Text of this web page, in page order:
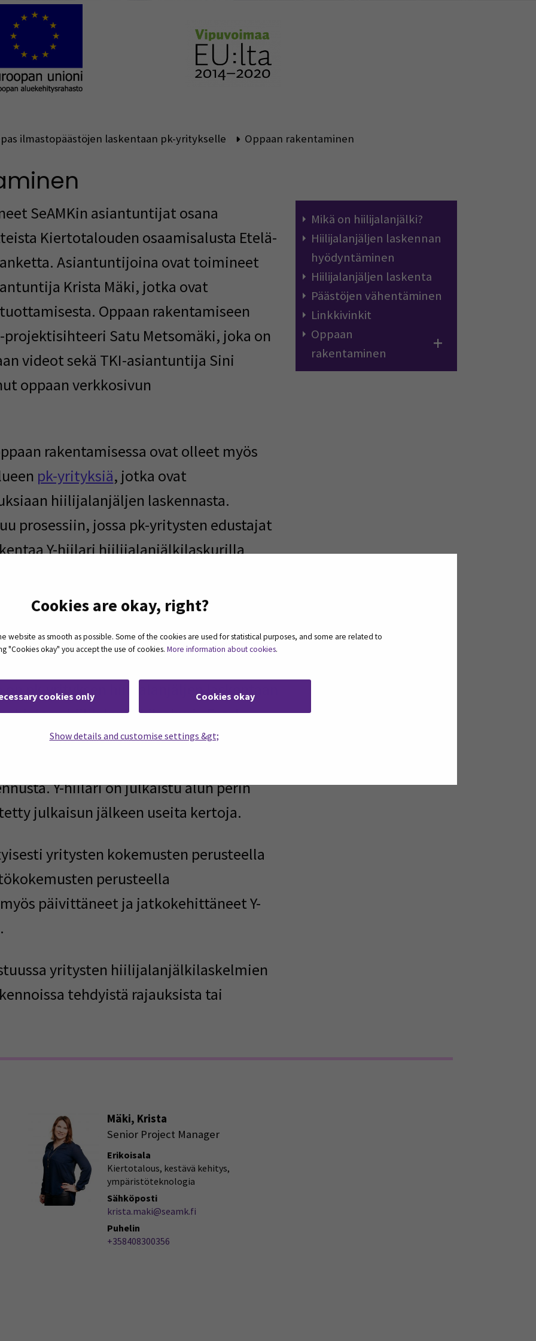
Cookies are okay, right?
website as smooth as possible. Some of the cookies are used for statistical purposes, and some are related to
"Cookies okay" you accept the use of cookies. More information about cookies.
cookies only Cookies okay
Show details and customise settings &gt;
ilmastopäästöjen laskentaan pk-yritykselle Oppaan rakentaminen
SeAMKin asiantuntijat osana
Kiertotalouden osaamisalusta Etelä-
Asiantuntijoina ovat toimineet
Krista Mäki, jotka ovat
Oppaan rakentamiseen
Satu Metsomäki, joka on
videot sekä TKI-asiantuntija Sini
oppaan verkkosivun
rakentamisessa ovat olleet myös
pk-yrityksiä, jotka ovat
hiilijalanjäljen laskennasta.
prosessiin, jossa pk-yritysten edustajat
Y-hiilarihiilijalanjälkilaskurilla
laskentaan liittyvistä
in a new window)
on pk-yrityksen hiilijalanjäljen
laskentaan
hiilijalanjälkilaskuri. Excel-
on mahdollista tallentaatiedot
Y-hiilarion julkaistu alunperin
julkaisun jälkeen useita kertoja.
yritysten kokemusten perusteella
perusteella
päivittäneet ja jatkokehittäneet Y-
yritysten hiilijalanjälkilaskelmien
tehdyistä rajauksista tai
Mikä on hiilijalanjälki?
Hiilijalanjäljen laskennan
hyödyntäminen
Hiilijalanjäljen laskenta
Päästöjen vähentäminen
Linkkivinkit
Oppaan
rakentaminen
Mäki, Krista
Senior Project Manager
Erikoisala
Kiertotalous, kestävä kehitys,
ympäristöteknologia
Sähköposti
krista.maki@seamk.fi
Puhelin
+358408300356